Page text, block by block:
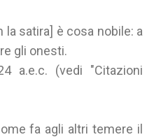
la satira] è cosa nobile: a
gli onesti.
a.e.c. (vedi "Citazioni
fa agli altri temere il